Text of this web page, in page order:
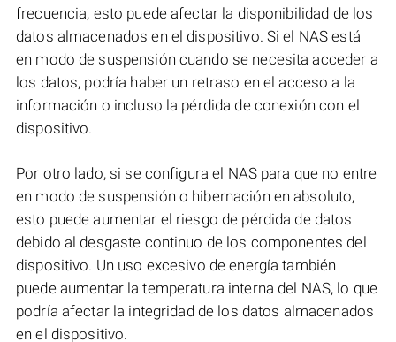
frecuencia, esto puede afectar la disponibilidad de los
datos almacenados en el dispositivo. Si el NAS está
en modo de suspensión cuando se necesita acceder a
los datos, podría haber un retraso en el acceso a la
información o incluso la pérdida de conexión con el
dispositivo.
Por otro lado, si se configura el NAS para que no entre
en modo de suspensión o hibernación en absoluto,
esto puede aumentar el riesgo de pérdida de datos
debido al desgaste continuo de los componentes del
dispositivo. Un uso excesivo de energía también
puede aumentar la temperatura interna del NAS, lo que
podría afectar la integridad de los datos almacenados
en el dispositivo.